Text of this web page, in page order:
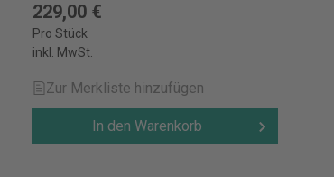
229,00 €
Pro Stück
inkl. MwSt.
Zur Merkliste hinzufügen
In den Warenkorb